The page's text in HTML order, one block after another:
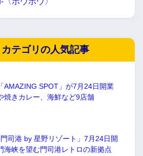
カテゴリの人気記事
AMAZING SPOT」が7月24日開業
焼きカレー、海鮮など9店舗
門司港 by 星野リゾート」7月24日開
峡を望む門司港レトロの新拠点